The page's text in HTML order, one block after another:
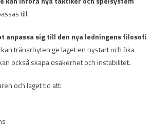
till.
anpassa sig till den nya ledningens filosofi
tränarbyten ge laget en nystart och öka
också skapa osäkerhet och instabilitet.
och laget tid att: